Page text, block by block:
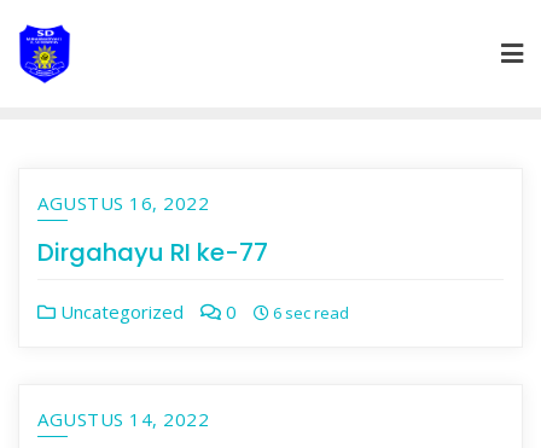
content
AGUSTUS 16, 2022
Dirgahayu RI ke-77
Uncategorized 0 6 sec read
AGUSTUS 14, 2022